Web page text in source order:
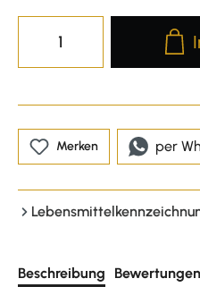
Produkt
Merken per
Beschreibung Bewertungen